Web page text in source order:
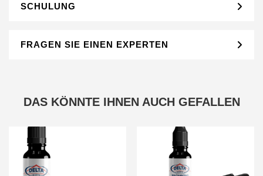
SCHULUNG
FRAGEN SIE EINEN EXPERTEN
DAS KÖNNTE IHNEN AUCH GEFALLEN